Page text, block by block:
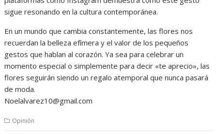
sigue resonando en la cultura contemporánea.
En un mundo que cambia constantemente, las flores nos
recuerdan la belleza efímera y el valor de los pequeños
gestos que hablan al corazón. Ya sea para celebrar un
momento especial o simplemente para decir «te aprecio», las
flores seguirán siendo un regalo atemporal que nunca pasará
de moda.
Noelalvarez10@gmail.com
Opinión